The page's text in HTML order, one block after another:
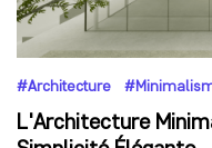
#Architecture
L'Architecture